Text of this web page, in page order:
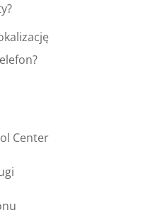
Center